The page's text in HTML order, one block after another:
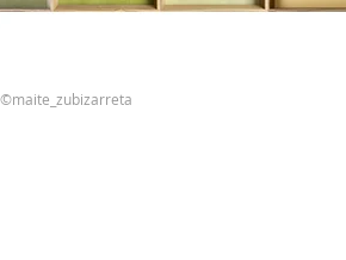
©maite_zubizarreta